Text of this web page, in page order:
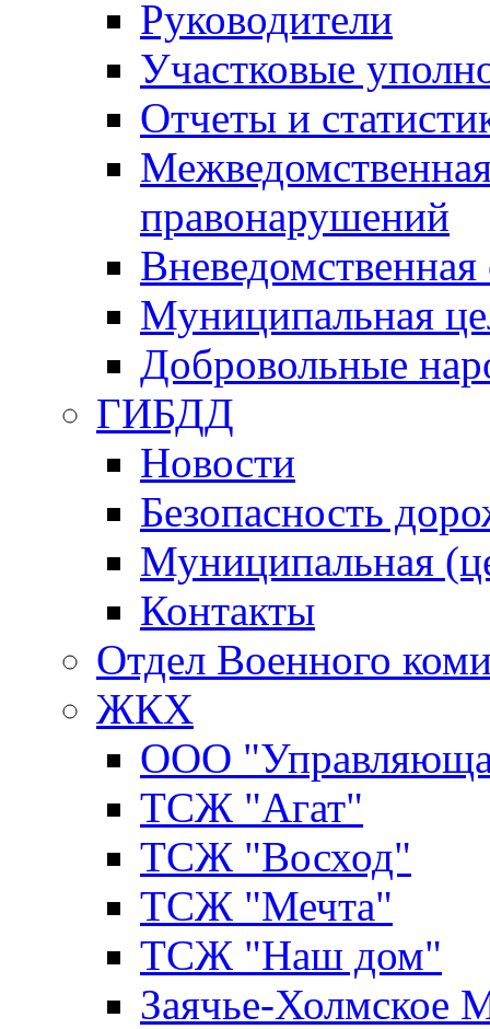
Руководители
Участковые
Отчеты и
правонарушений
Вневедомственная
Муниципальная
Добровольные
ГИБДД
Новости
Безопасность
Муниципальная
Контакты
Отдел Военного
ЖКХ
ООО
ТСЖ "Агат"
ТСЖ "Восход"
ТСЖ "Мечта"
ТСЖ "Наш дом"
Заячье-